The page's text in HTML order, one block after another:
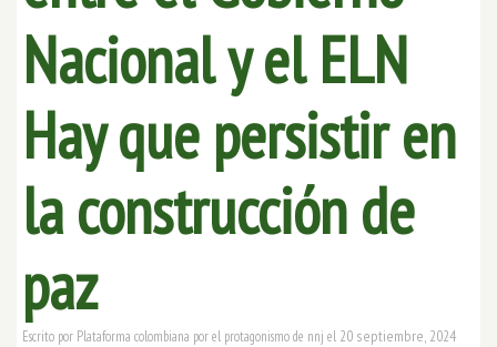
Nacional y el ELN
Hay que persistir en
la construcción de
paz
Escrito por Plataforma colombiana por el protagonismo de nnj el 20 septiembre, 2024